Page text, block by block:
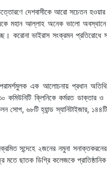
দেশবাসীকে আরো সচেতন
মহান আল্লাহ অনেক ভালো
করোনা ভাইরাস সংক্রমন প্রতিরোধে
এক আলোচনায় প্রধান
ক্লিনিকে কর্মরত ডাক্তার ও
৬৮টি হ্যান্ড স্যানিটাইজার,
সন্দেহে ২জনের নমুনা
ছাতক ডিগ্রি কলেজকে প্রাতিষ্ঠানিক